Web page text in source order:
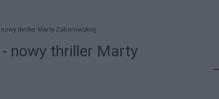
nowy thriller Marty Zaborowskiej
- nowy thriller Marty